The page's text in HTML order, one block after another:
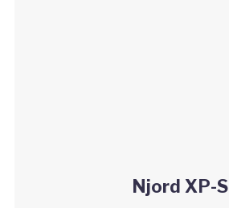
Njord XP-S